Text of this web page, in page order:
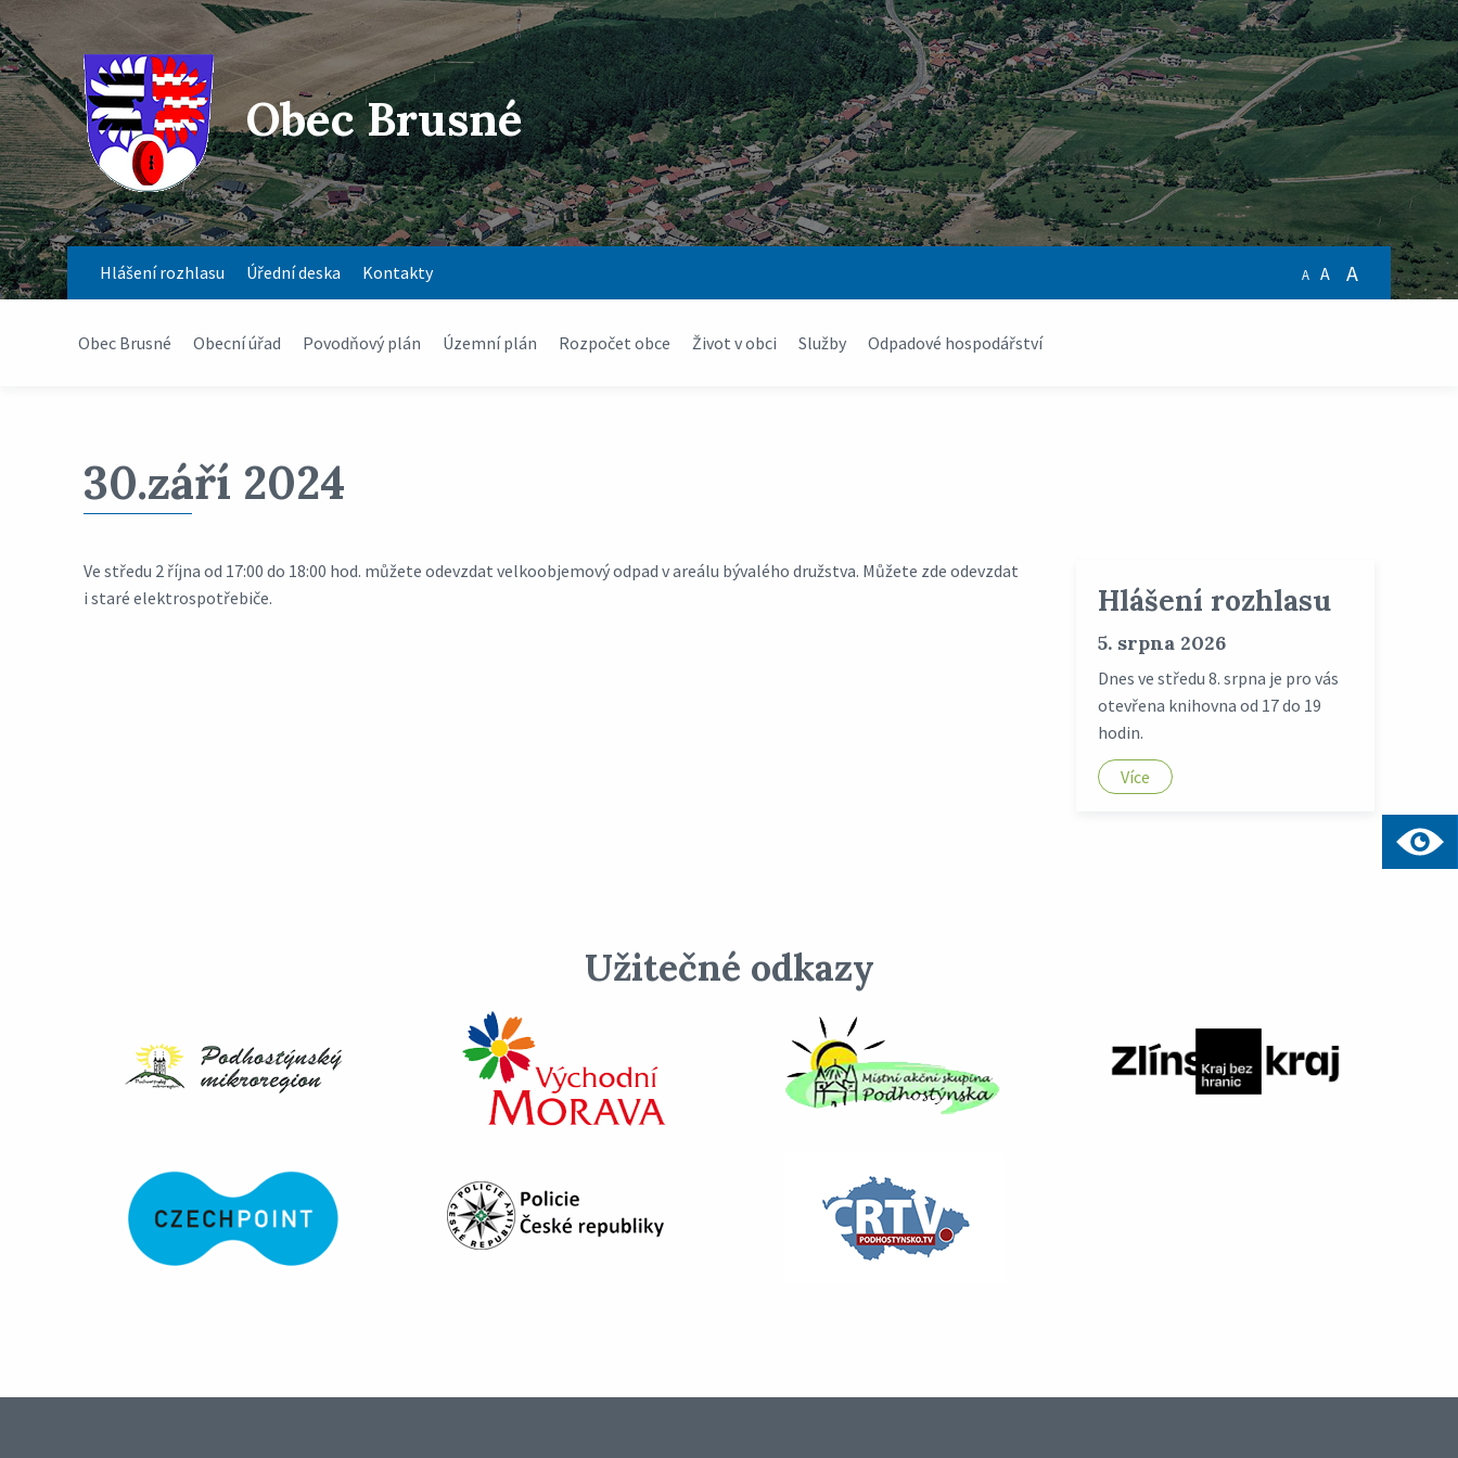
Obec Brusné
Hlášení rozhlasu Úřední deska Kontakty A A A
Obec Brusné Obecní úřad Povodňový plán Územní plán Rozpočet obce Život v obci Služby Odpadové hospodářství
30.září 2024
Ve středu 2 října od 17:00 do 18:00 hod. můžete odevzdat velkoobjemový odpad v areálu bývalého družstva. Můžete zde odevzdat
i staré elektrospotřebiče.
Hlášení rozhlasu
5. srpna 2026
Dnes ve středu 8. srpna je pro vás
otevřena knihovna od 17 do 19
hodin.
Více
Užitečné odkazy